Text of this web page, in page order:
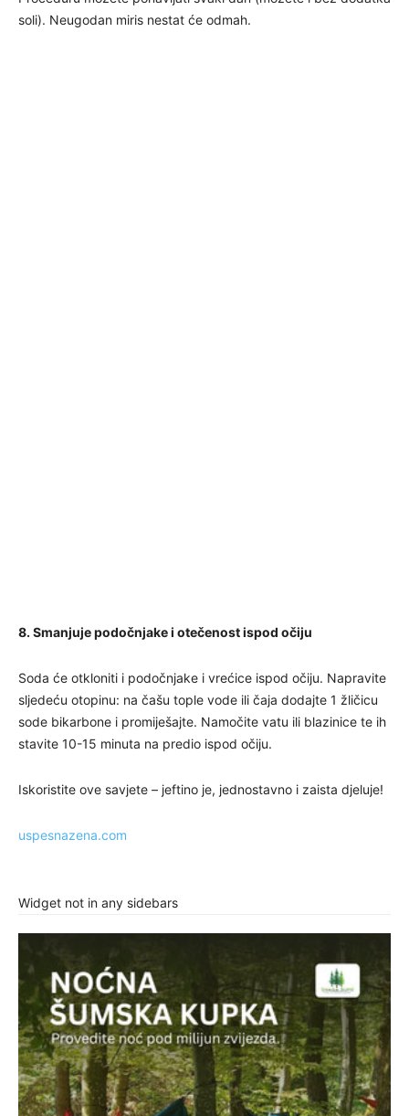
soli). Neugodan miris nestat će odmah.
8. Smanjuje podočnjake i otečenost ispod očiju
Soda će otkloniti i podočnjake i vrećice ispod očiju. Napravite
sljedeću otopinu: na čašu tople vode ili čaja dodajte 1 žličicu
sode bikarbone i promiješajte. Namočite vatu ili blazinice te ih
stavite 10-15 minuta na predio ispod očiju.
Iskoristite ove savjete – jeftino je, jednostavno i zaista djeluje!
uspesnazena.com
Widget not in any sidebars